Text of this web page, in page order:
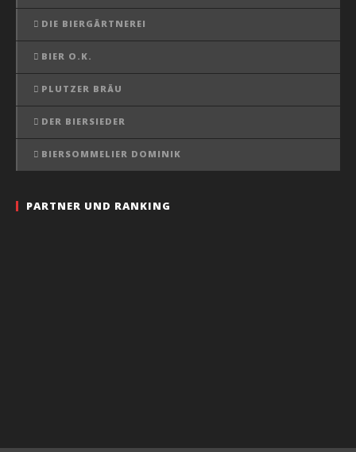
DIE BIERGÄRTNEREI
BIER O.K.
PLUTZER BRÄU
DER BIERSIEDER
BIERSOMMELIER DOMINIK
PARTNER UND RANKING